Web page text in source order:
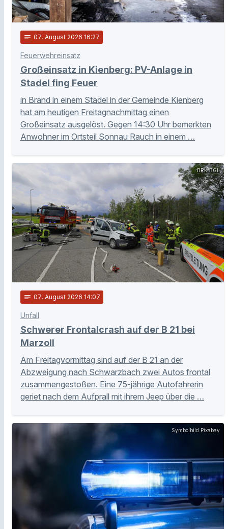
notes 07. August 2026 16:27
Feuerwehreinsatz
Großeinsatz in Kienberg: PV-Anlage in
Stadel fing Feuer
in Brand in einem Stadel in der Gemeinde Kienberg
hat am heutigen Freitagnachmittag einen
Großeinsatz ausgelöst. Gegen 14:30 Uhr bemerkten
Anwohner im Ortsteil Sonnau Rauch in einem …
BRK BGL
notes 07. August 2026 14:07
Unfall
Schwerer Frontalcrash auf der B 21 bei
Marzoll
Am Freitagvormittag sind auf der B 21 an der
Abzweigung nach Schwarzbach zwei Autos frontal
zusammengestoßen. Eine 75-jährige Autofahrerin
geriet nach dem Aufprall mit ihrem Jeep über die …
Symbolbild Pixabay